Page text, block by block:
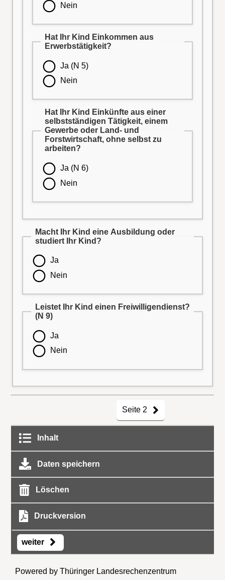
Nein
Hat Ihr Kind Einkommen aus
Erwerbstätigkeit?
Ja (N 5)
Nein
Hat Ihr Kind Einkünfte aus einer
selbstständigen Tätigkeit, einem
Gewerbe oder Land- und
Forstwirtschaft, ohne selbst zu
arbeiten?
Ja (N 6)
Nein
Macht Ihr Kind eine Ausbildung oder
studiert Ihr Kind?
Ja
Nein
Leistet Ihr Kind einen Freiwilligendienst?
(N 9)
Ja
Nein
Seite 2
Inhalt
Daten speichern
Löschen
Druckversion
weiter
Powered by Thüringer Landesrechenzentrum